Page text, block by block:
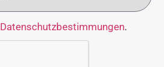
Datenschutzbestimmungen.